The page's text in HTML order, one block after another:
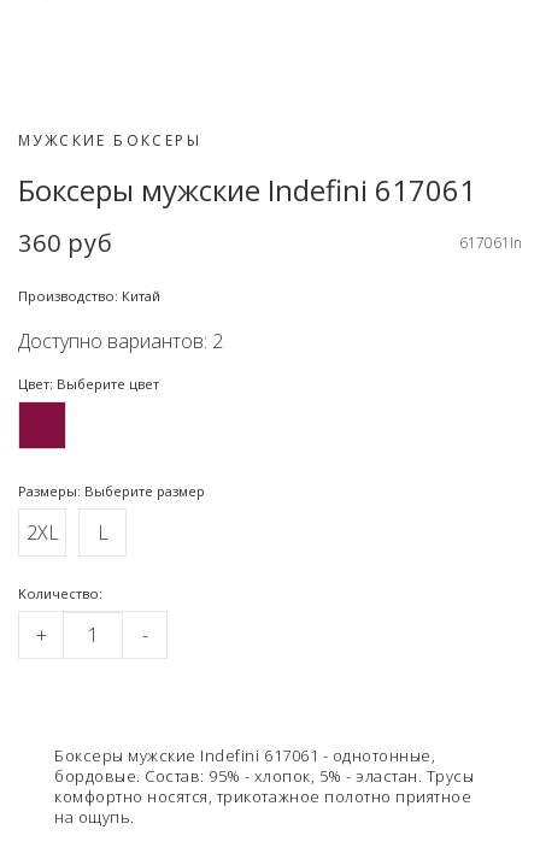
МУЖСКИЕ БОКСЕРЫ
Боксеры мужские Indefini 617061
360 руб 617061In
Производство: Китай
Доступно вариантов: 2
Цвет: Выберите цвет
Размеры: Выберите размер
2XL L
Kоличество:
+ -
Боксеры мужские Indefini 617061 - однотонные,
бордовые. Состав: 95% - хлопок, 5% - эластан. Трусы
комфортно носятся, трикотажное полотно приятное
на ощупь.